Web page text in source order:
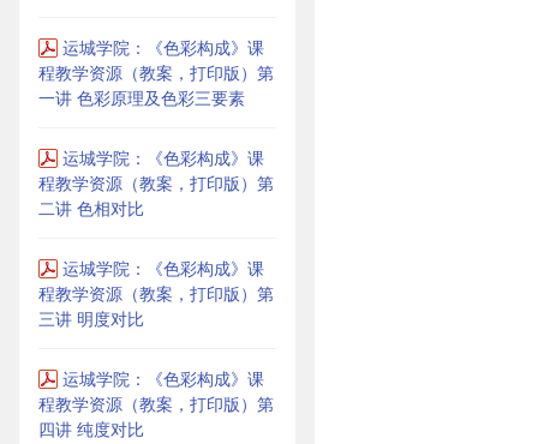
运城学院：《色彩构成》课
程教学资源（教案，打印版）第
一讲 色彩原理及色彩三要素
运城学院：《色彩构成》课
程教学资源（教案，打印版）第
二讲 色相对比
运城学院：《色彩构成》课
程教学资源（教案，打印版）第
三讲 明度对比
运城学院：《色彩构成》课
程教学资源（教案，打印版）第
四讲 纯度对比